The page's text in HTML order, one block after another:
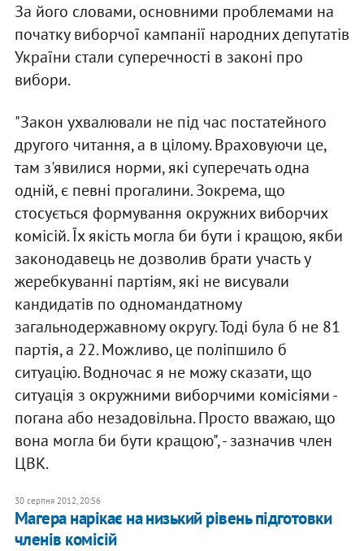
За його словами, основними проблемами на
початку виборчої кампанії народних депутатів
України стали суперечності в законі про
вибори.
"Закон ухвалювали не під час постатейного
другого читання, а в цілому. Враховуючи це,
там з'явилися норми, які суперечать одна
одній, є певні прогалини. Зокрема, що
стосується формування окружних виборчих
комісій. Їх якість могла би бути і кращою, якби
законодавець не дозволив брати участь у
жеребкуванні партіям, які не висували
кандидатів по одномандатному
загальнодержавному округу. Тоді була б не 81
партія, а 22. Можливо, це поліпшило б
ситуацію. Водночас я не можу сказати, що
ситуація з окружними виборчими комісіями -
погана або незадовільна. Просто вважаю, що
вона могла би бути кращою", - зазначив член
ЦВК.
30 серпня 2012, 20:56
Магера нарікає на низький рівень підготовки
членів комісій